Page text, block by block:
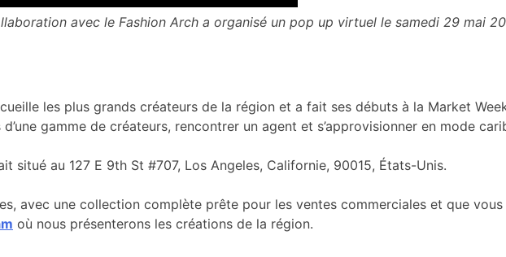
avec le Fashion Arch a organisé un pop up virtuel le samedi 29 mai
les plus grands créateurs de la région et a fait ses débuts à la Market
gamme de créateurs, rencontrer un agent et s’approvisionner en mode
situé au 127 E 9th St #707, Los Angeles, Californie, 90015, États-Unis.
avec une collection complète prête pour les ventes commerciales et que
où nous présenterons les créations de la région.